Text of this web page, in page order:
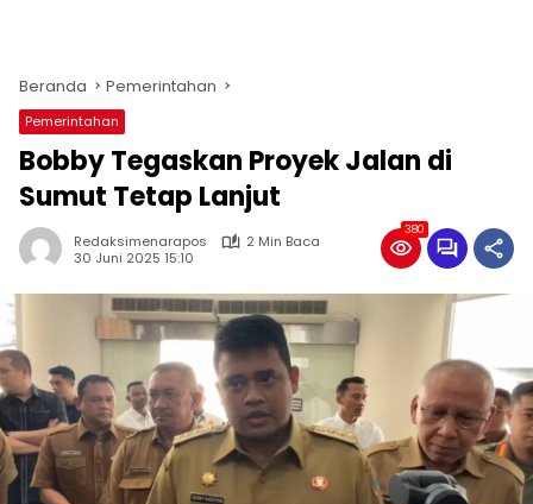
Beranda Pemerintahan
Pemerintahan
Bobby Tegaskan Proyek Jalan di
Sumut Tetap Lanjut
Redaksimenarapos
2 Min Baca
30 Juni 2025 15:10
380